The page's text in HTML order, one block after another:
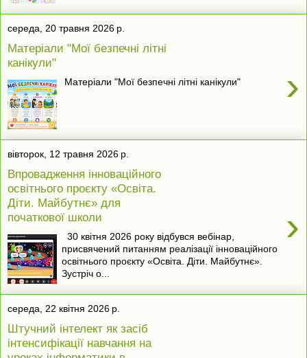
середа, 20 травня 2026 р.
Матеріали "Мої безпечні літні
канікули"
›
Матеріали "Мої безпечні літні канікули"
вівторок, 12 травня 2026 р.
Впровадження інноваційного
освітнього проєкту «Освіта.
Діти. Майбутнє» для
початкової школи
›
30 квітня 2026 року відбувся вебінар,
присвячений питанням реалізації інноваційного
освітнього проєкту «Освіта. Діти. Майбутнє».
Зустріч о...
середа, 22 квітня 2026 р.
Штучний інтелект як засіб
інтенсифікації навчання на